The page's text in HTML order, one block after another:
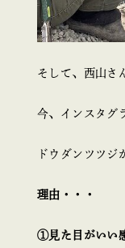
そして、西山さ
今、インスタグ
ドウダンツツジ
理由・・・
①見た目がいい